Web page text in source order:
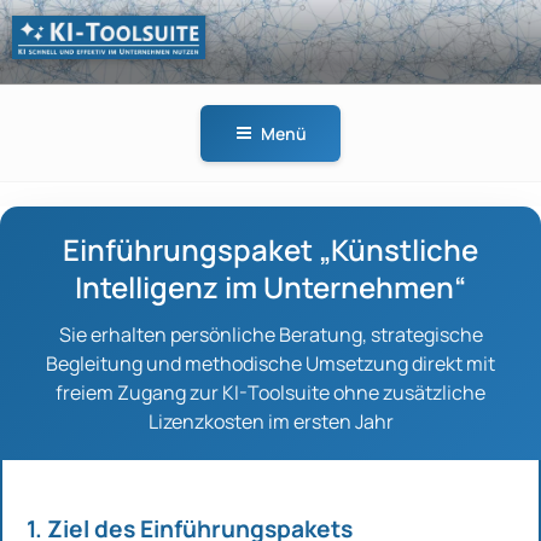
Zum
Inhalt
springen
KI-
Menü
Einführungspaket „Künstliche
Intelligenz im Unternehmen“
Sie erhalten persönliche Beratung, strategische
Begleitung und methodische Umsetzung direkt mit
freiem Zugang zur KI-Toolsuite ohne zusätzliche
Lizenzkosten im ersten Jahr
1. Ziel des Einführungspakets